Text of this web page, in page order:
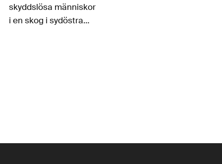
skyddslösa människor
i en skog i sydöstra
polske journalisten